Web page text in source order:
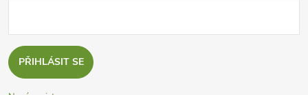
PŘIHLÁSIT SE